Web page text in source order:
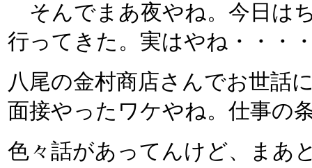
そんでまあ夜やね。今日は
行ってきた。実はやね・・・
八尾の金村商店さんでお世話
面接やったワケやね。仕事の
色々話があってんけど、まあ